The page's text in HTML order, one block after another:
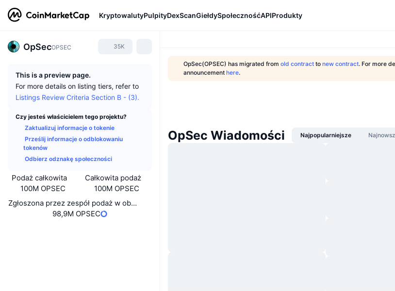
KryptowalutyPulpityDexScanGiełdySpołecznośćAPIProdukty
OpSecOPSEC 35K
This is a preview page.
For more details on listing tiers, refer to
Listings Review Criteria Section B - (3).
Czy jesteś właścicielem tego projektu?
Zaktualizuj informacje o tokenie
Prześlij informacje o odblokowaniu
tokenów
Odbierz odznakę społeczności
Podaż całkowita
100M OPSEC
Całkowita podaż
100M OPSEC
Zgłoszona przez zespół podaż w obiegu
98,9M OPSEC
OpSec(OPSEC) has migrated from old contract to new contract. For more
announcement here.
OpSec Wiadomości Najpopularniejsze